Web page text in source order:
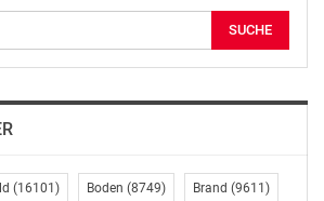
nehmen Innsbruck, Salzburg und
in Innsbruck über
wenn auch nur geringfügig.
von Bregenz angeführt, die
(16101) Boden (8749) Brand (9611)